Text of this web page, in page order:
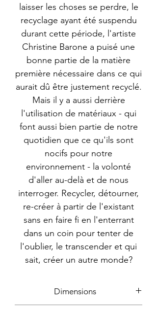
laisser les choses se perdre, le
recyclage ayant été suspendu
durant cette période, l'artiste
Christine Barone a puisé une
bonne partie de la matière
première nécessaire dans ce qui
aurait dû être justement recyclé.
Mais il y a aussi derrière
l'utilisation de matériaux - qui
font aussi bien partie de notre
quotidien que ce qu'ils sont
nocifs pour notre
environnement - la volonté
d'aller au-delà et de nous
interroger. Recycler, détourner,
re-créer à partir de l'existant
sans en faire fi en l'enterrant
dans un coin pour tenter de
l'oublier, le transcender et qui
sait, créer un autre monde?
Dimensions